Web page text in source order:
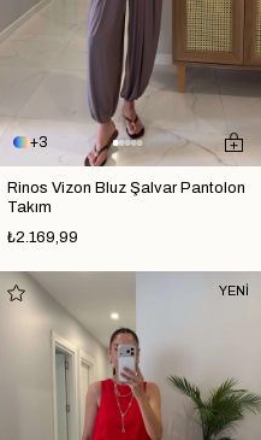
3
Rinos Vizon Bluz Şalvar Pantolon
Takım
₺2.169,99
YENİ